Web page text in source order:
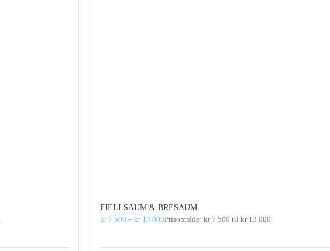
FJELLSAUM & BRESAUM
kr7 500 – kr13 000Prisområde: kr 7 500 til kr 13 000